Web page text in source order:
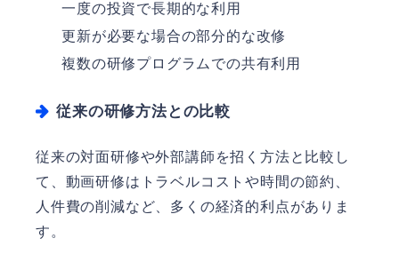
一度の投資で長期的な利用
更新が必要な場合の部分的な改修
複数の研修プログラムでの共有利用
従来の研修方法との比較
従来の対面研修や外部講師を招く方法と比較し
て、動画研修はトラベルコストや時間の節約、
人件費の削減など、多くの経済的利点がありま
す。